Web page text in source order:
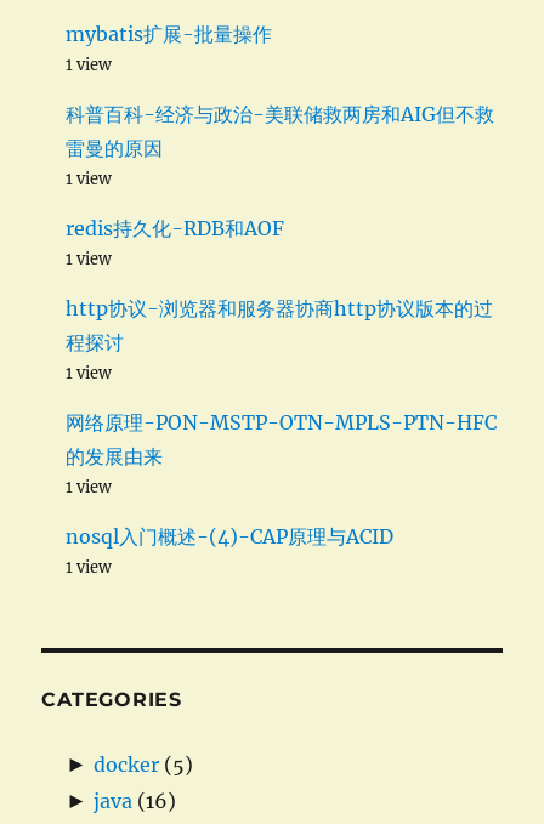
mybatis扩展-批量操作
1 view
科普百科-经济与政治-美联储救两房和AIG但不救
雷曼的原因
1 view
redis持久化-RDB和AOF
1 view
http协议-浏览器和服务器协商http协议版本的过
程探讨
1 view
网络原理-PON-MSTP-OTN-MPLS-PTN-HFC
的发展由来
1 view
nosql入门概述-(4)-CAP原理与ACID
1 view
CATEGORIES
► docker (5)
► java (16)